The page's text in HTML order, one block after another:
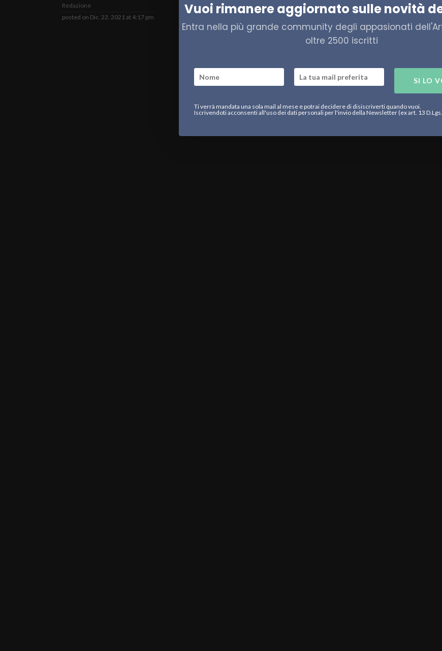
Redazione
posted on Dic. 22, 2021 at 4:17 pm Vuoi rimanere aggiornato sulle novità
Entra nella più grande community degli appasionati
oltre 2500 iscritti
SI LO
Ti verrà mandata una sola mail al mese e potrai decidere di disiscriverti quando vuoi.
Iscrivendoti acconsenti all'uso dei dati personali per l'invio della Newsletter (ex art. 13